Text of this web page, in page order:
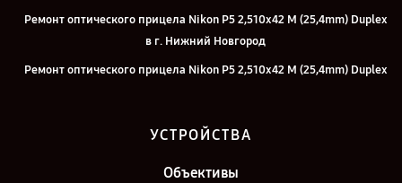
Ремонт оптического прицела Nikon P5 2,510x42 M (25,4mm) Duplex
в г. Нижний Новгород
Ремонт оптического прицела Nikon P5 2,510x42 M (25,4mm) Duplex
в г. Екатеринбург
Ремонт оптического прицела Nikon P5 2,510x42 M (25,4mm) Duplex
УСТРОЙСТВА
Объективы